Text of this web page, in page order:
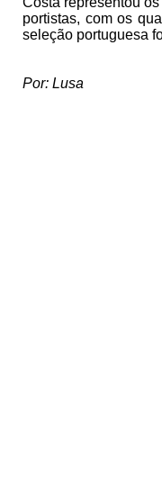
portistas, com os
seleção portuguesa
Por: Lusa